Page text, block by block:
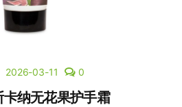
2026-03-11 0
纳无花果护手霜